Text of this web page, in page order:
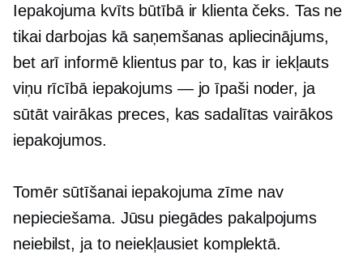
Iepakojuma kvīts būtībā ir klienta čeks. Tas ne
tikai darbojas kā saņemšanas apliecinājums,
bet arī informē klientus par to, kas ir iekļauts
viņu rīcībā iepakojums — jo īpašinoder, ja
sūtāt vairākas preces, kas sadalītas vairākos
iepakojumos.
Tomēr sūtīšanai iepakojuma zīme nav
nepieciešama. Jūsu piegādes pakalpojums
neiebilst, ja to neiekļausiet komplektā.